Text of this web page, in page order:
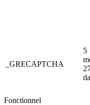
_GRECAPTCHA
5
Fonctionnel